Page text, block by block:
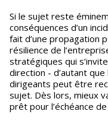
Si le sujet reste
conséquences d’un
fait d’une propagation
résilience de
stratégiques qui
direction - d’autant
dirigeants peut être
sujet. Dès lors, mieux
prêt pour l’échéance